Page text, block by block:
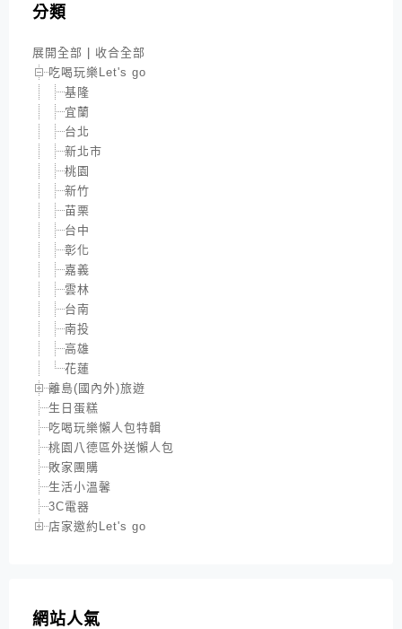
分類
展開全部 | 收合全部
吃喝玩樂Let's go
基隆
宜蘭
台北
新北市
桃園
新竹
苗栗
台中
彰化
嘉義
雲林
台南
南投
高雄
花蓮
離島(國內外)旅遊
生日蛋糕
吃喝玩樂懶人包特輯
桃園八德區外送懶人包
敗家團購
生活小溫馨
3C電器
店家邀約Let's go
網站人氣